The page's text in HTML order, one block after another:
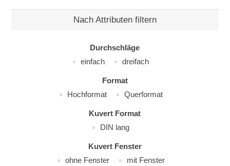
Nach Attributen filtern
Durchschläge
einfach
dreifach
Format
Hochformat
Querformat
Kuvert Format
DIN lang
Kuvert Fenster
ohne Fenster
mit Fenster